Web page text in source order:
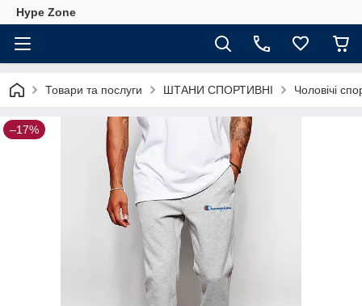
Hype Zone
Товари та послуги ШТАНИ СПОРТИВНІ Чоловічі
–17%